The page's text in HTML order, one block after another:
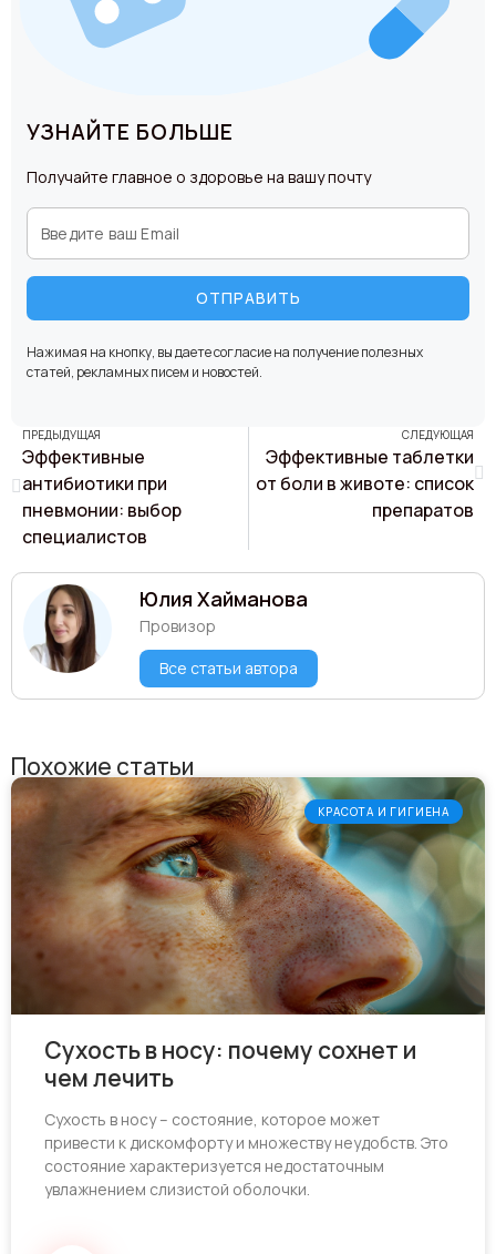
УЗНАЙТЕ БОЛЬШЕ
Получайте главное о здоровье на вашу почту
ОТПРАВИТЬ
Нажимая на кнопку, вы даете согласие на получение полезных
статей, рекламных писем и новостей.
ПРЕДЫДУЩАЯ
Эффективные
антибиотики при
пневмонии: выбор
специалистов
СЛЕДУЮЩАЯ
Эффективные таблетки
от боли в животе: список
препаратов
Юлия Хайманова
Провизор
Все статьи автора
Похожие статьи
КРАСОТА И ГИГИЕНА
Сухость в носу: почему сохнет и
чем лечить
Сухость в носу – состояние, которое может
привести к дискомфорту и множеству неудобств. Это
состояние характеризуется недостаточным
увлажнением слизистой оболочки.